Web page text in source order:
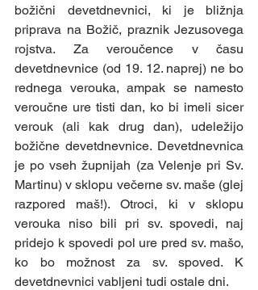
božični devetdnevnici, ki je bližnja
priprava na Božič, praznik Jezusovega
rojstva. Za veroučence v času
devetdnevnice (od 19. 12. naprej) ne bo
rednega verouka, ampak se namesto
veroučne ure tisti dan, ko bi imeli sicer
verouk (ali kak drug dan), udeležijo
božične devetdnevnice. Devetdnevnica
je po vseh župnijah (za Velenje pri Sv.
Martinu) v sklopu večerne sv. maše (glej
razpored maš!). Otroci, ki v sklopu
verouka niso bili pri sv. spovedi, naj
pridejo k spovedi pol ure pred sv. mašo,
ko bo možnost za sv. spoved. K
devetdnevnici vabljeni tudi ostale dni.